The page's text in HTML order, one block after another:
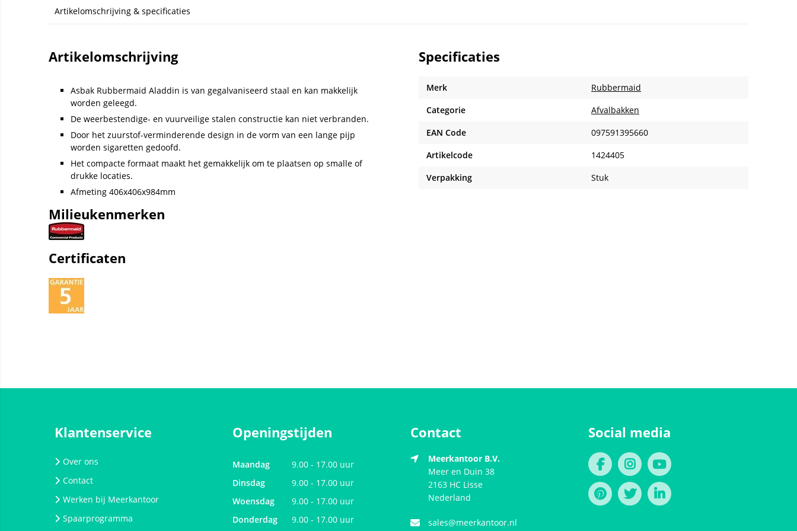
Artikelomschrijving & specificaties
Artikelomschrijving
Asbak Rubbermaid Aladdin is van gegalvaniseerd staal en kan makkelijk
worden geleegd.
De weerbestendige- en vuurveilige stalen constructie kan niet verbranden.
Door het zuurstof-verminderende design in de vorm van een lange pijp
worden sigaretten gedoofd.
Het compacte formaat maakt het gemakkelijk om te plaatsen op smalle of
drukke locaties.
Afmeting 406x406x984mm
Milieukenmerken
Certificaten
Specificaties
Merk
Rubbermaid
Categorie
Afvalbakken
EAN Code
097591395660
Artikelcode
1424405
Verpakking
Stuk
Klantenservice
Over ons
Contact
Werken bij Meerkantoor
Spaarprogramma
Openingstijden
Maandag
9.00 - 17.00 uur
Dinsdag
9.00 - 17.00 uur
Woensdag
9.00 - 17.00 uur
Donderdag
9.00 - 17.00 uur
Contact
Meerkantoor B.V.
Meer en Duin 38
2163 HC Lisse
Nederland
sales@meerkantoor.nl
Social media